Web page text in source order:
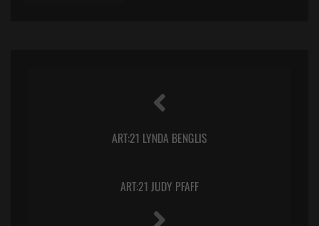
ART:21 LYNDA BENGLIS
ART:21 JUDY PFAFF